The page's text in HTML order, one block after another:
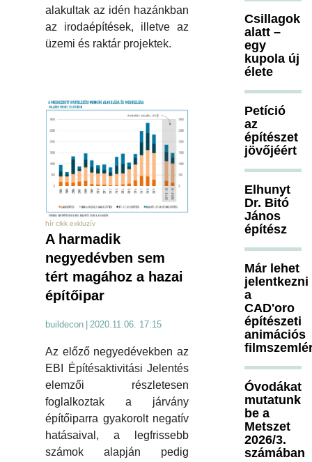
alakultak az idén hazánkban
az irodaépítések, illetve az
üzemi és raktár projektek.
hír cikk exkluzív
A harmadik
negyedévben sem
tért magához a hazai
építőipar
buildecon 2020.11.06. 17:15
Az előző negyedévekben az
EBI Építésaktivitási Jelentés
elemzői részletesen
foglalkoztak a járvány
építőiparra gyakorolt negatív
hatásaival, a legfrissebb
számok alapján pedig
Csillagok
alatt –
egy
kupola új
élete
Petíció
az
építészet
jövőjéért
Elhunyt
Dr. Bitó
János
építész
Már lehet
jelentkezni
a
CAD'oro
építészeti
animációs
Óvodákat
mutatunk
be a
Metszet
2026/3.
számában